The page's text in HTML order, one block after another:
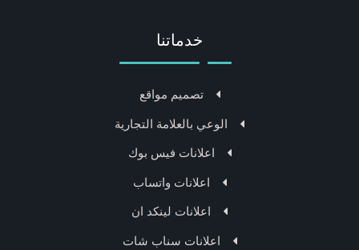
خدماتنا
تصميم مواقع
الوعي بالعلامة التجارية
اعلانات فيس بوك
اعلانات واتساب
اعلانات لينكد ان
اعلانات سناب شات